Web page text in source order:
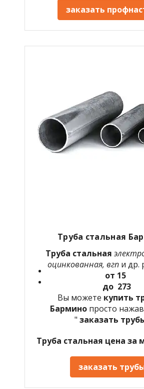
заказать
Труба стальная
Труба стальная
оцинкованная, вгп и др.
от 15
до 273
Вы можете купить
Бармино просто
" заказать
Труба стальная цена за
заказать